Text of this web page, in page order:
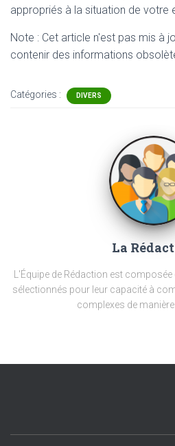
appropriés à la situation de votre
Note : Cet article n'est pas mis à
contenir des informations
Catégories : DIVERS
La
L'Équipe de Rédaction est
sélectionnés pour leur capacité à
complexes de manière